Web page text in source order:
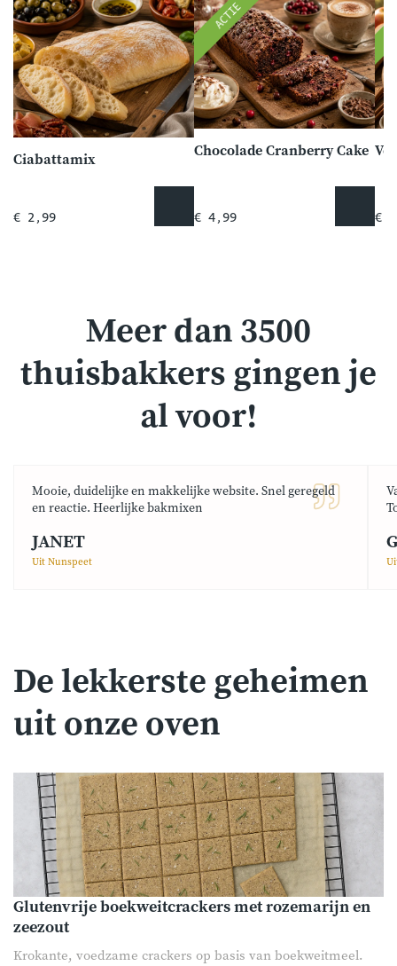
Ciabattamix
€ 2,99
ACTIE
Chocolade Cranberry Cake
€ 4,99 €
Meer dan 3500
thuisbakkers gingen je
al voor!
Mooie, duidelijke en makkelijke website. Snel geregeld
en reactie. Heerlijke bakmixen
JANET
Uit Nunspeet
De lekkerste geheimen
uit onze oven
Glutenvrije boekweitcrackers met rozemarijn en
zeezout
Krokante, voedzame crackers op basis van boekweitmeel.